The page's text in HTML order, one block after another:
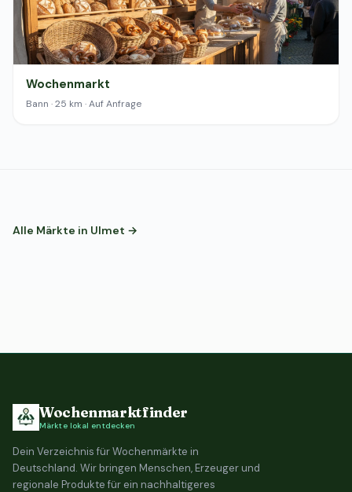
Wochenmarkt
Bann · 25 km · Auf Anfrage
Alle Märkte in Ulmet →
Wochenmarktfinder
Märkte lokal entdecken
Dein Verzeichnis für Wochenmärkte in
Deutschland. Wir bringen Menschen, Erzeuger und
regionale Produkte für ein nachhaltigeres